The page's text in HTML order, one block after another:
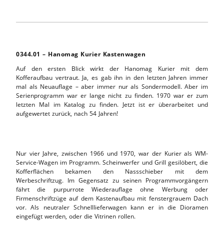
0344.01 – Hanomag Kurier Kastenwagen
Auf den ersten Blick wirkt der Hanomag Kurier mit dem
Kofferaufbau vertraut. Ja, es gab ihn in den letzten Jahren immer
mal als Neuauflage – aber immer nur als Sondermodell. Aber im
Serienprogramm war er lange nicht zu finden. 1970 war er zum
letzten Mal im Katalog zu finden. Jetzt ist er überarbeitet und
aufgewertet zurück, nach 54 Jahren!
Nur vier Jahre, zwischen 1966 und 1970, war der Kurier als WM-
Service-Wagen im Programm. Scheinwerfer und Grill gesilöbert, die
Kofferflächen bekamen den Nassschieber mit dem
Werbeschriftzug. Im Gegensatz zu seinen Programmvorgängern
fährt die purpurrote Wiederauflage ohne Werbung oder
Firmenschriftzüge auf dem Kastenaufbau mit fenstergrauem Dach
vor. Als neutraler Schnelllieferwagen kann er in die Dioramen
eingefügt werden, oder die Vitrinen rollen.